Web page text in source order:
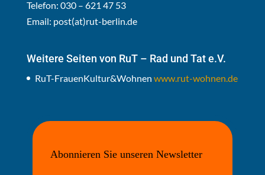
Telefon: 030 – 621 47 53
Email: post(at)rut-berlin.de
Weitere Seiten von RuT – Rad und Tat e.V.
RuT-FrauenKultur&Wohnen www.rut-wohnen.de
Abonnieren Sie unseren Newsletter